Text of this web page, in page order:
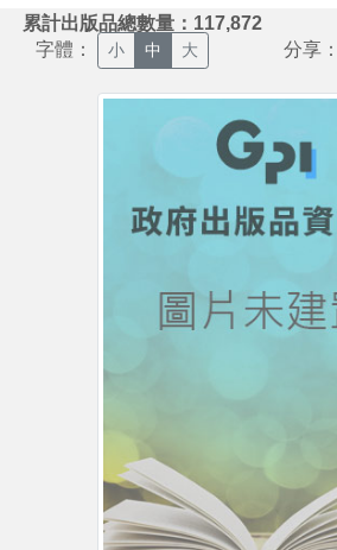
累計出版品總數量：117,872
字體： 小 中 大 分享：